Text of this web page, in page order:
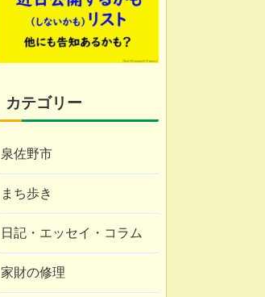
カテゴリー
泉佐野市
まち歩き
日記・エッセイ・コラム
家財の修理